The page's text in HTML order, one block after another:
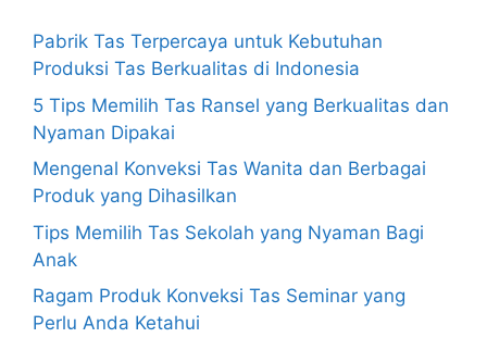
Pabrik Tas Terpercaya untuk Kebutuhan
Produksi Tas Berkualitas di Indonesia
5 Tips Memilih Tas Ransel yang Berkualitas dan
Nyaman Dipakai
Mengenal Konveksi Tas Wanita dan Berbagai
Produk yang Dihasilkan
Tips Memilih Tas Sekolah yang Nyaman Bagi
Anak
Ragam Produk Konveksi Tas Seminar yang
Perlu Anda Ketahui